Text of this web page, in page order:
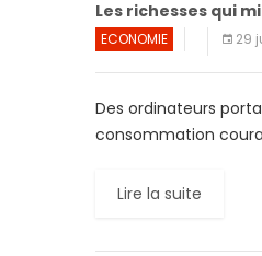
Les richesses qui
ECONOMIE 29
Des ordinateurs
consommation
Lire la suite